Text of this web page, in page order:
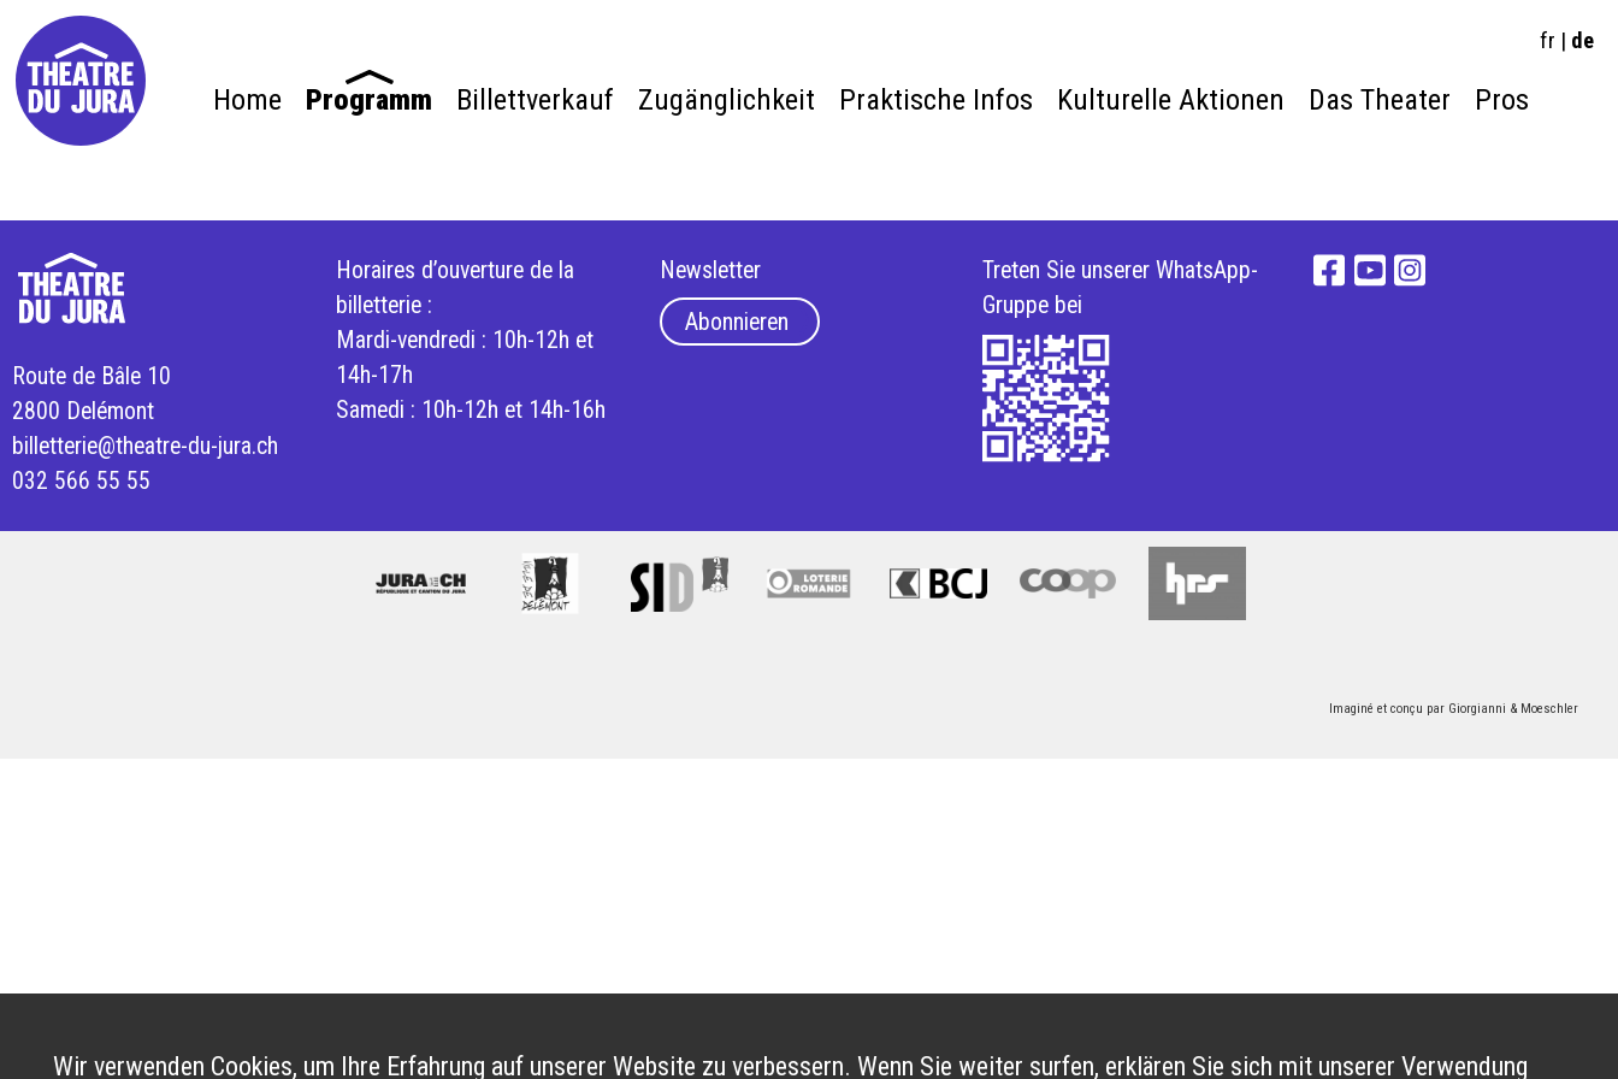
fr | de
Home Programm Billettverkauf Zugänglichkeit Praktische Infos Kulturelle Aktionen Das Theater Pros
Route de Bâle 10
2800 Delémont
billetterie@theatre-du-jura.ch
032 566 55 55
Horaires d’ouverture de la
billetterie :
Mardi-vendredi : 10h-12h et
14h-17h
Samedi : 10h-12h et 14h-16h
Newsletter
Abonnieren
Treten Sie unserer WhatsApp-
Gruppe bei
Imaginé et conçu par Giorgianni & Moeschler
Wir verwenden Cookies, um Ihre Erfahrung auf unserer Website zu verbessern. Wenn Sie weiter surfen, erklären Sie sich mit unserer Verwendung